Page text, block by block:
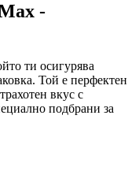
-
ти осигурява
Той е перфектен
вкус с
подбрани за